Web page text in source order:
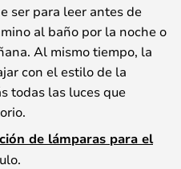
ser para leer antes de
al baño por la noche o
Al mismo tiempo, la
con el estilo de la
todas las luces que
de lámparas para el